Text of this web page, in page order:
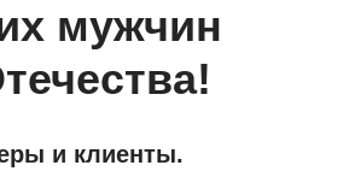
мужчин
и клиенты.